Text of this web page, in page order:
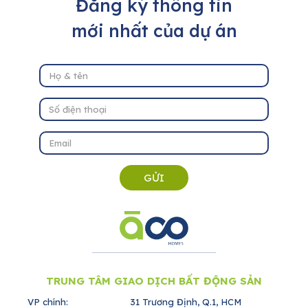
Đăng ký thông tin
mới nhất của dự án
GỬI
TRUNG TÂM GIAO DỊCH BẤT ĐỘNG SẢN
VP chính: 31 Trương Định, Q.1, HCM